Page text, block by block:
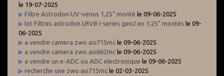
le 19-07-2025
Filtre Astrodon UV-venus 1,25" monté le 09-06-2025
lot Filtres astrodon LRVB I-series gen2 en 1,25" montés le 09-
06-2025
a vendre camera zwo asi715mc le 09-06-2025
a vendre camera zwo asi662mc le 09-06-2025
a vendre un e-ADC ou ADC electronique le 09-06-2025
recherche une zwo asi715mc le 02-03-2025